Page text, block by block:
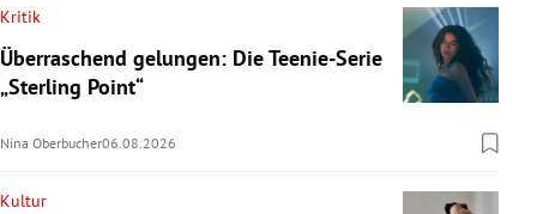
Kritik
Überraschend gelungen: Die Teenie-Serie
„Sterling Point“
Nina Oberbucher06.08.2026
Kultur